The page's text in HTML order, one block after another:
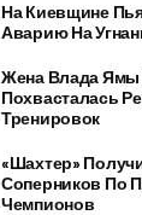
На Киевщине
Аварию На
Жена Влада Ямы
Похвасталась
Тренировок
«Шахтер»
Соперников По
Чемпионов